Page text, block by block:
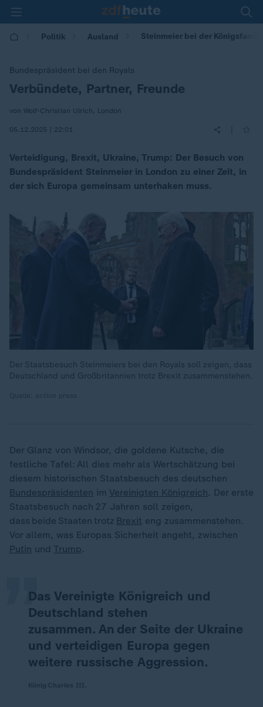
Politik Ausland Steinmeier bei der
Bundespräsident bei den Royals
:
Verbündete, Partner, Freunde
von Wolf-Christian Ulrich, London
05.12.2025 | 22:01
Verteidigung, Brexit, Ukraine, Trump: Der Besuch von
Bundespräsident Steinmeier in London zu einer Zeit, in
der sich Europa gemeinsam unterhaken muss.
Der Staatsbesuch Steinmeiers bei den Royals soll zeigen, dass
Deutschland und Großbritannien trotz Brexit zusammenstehen.
Der Glanz von Windsor, die goldene Kutsche, die
festliche Tafel: All dies mehr als Wertschätzung bei
diesem historischen Staatsbesuch des deutschen
Bundespräsidenten im Vereinigten Königreich. Der erste
Staatsbesuch nach 27 Jahren soll zeigen,
dass beide Staaten trotz Brexit eng zusammenstehen.
Vor allem, was Europas Sicherheit angeht, zwischen
Putin und Trump.
Das Vereinigte Königreich und
Deutschland stehen
zusammen. An der Seite der Ukraine
und verteidigen Europa gegen
weitere russische Aggression.
„